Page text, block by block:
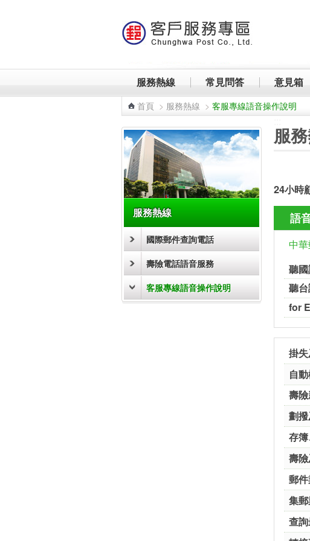
服務熱線 常見問答 意見箱
首頁 > 服務熱線 > 客服專線語音操作說明
服務熱線
國際郵件查詢電話
壽險電話語音服務
客服專線語音操作說明
服
24小時
語
中
聽
聽
for
掛
自
壽
劃
存
壽
郵
集
查